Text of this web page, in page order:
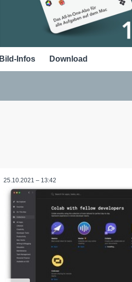
Bild-Infos Download
25.10.2021 – 13:42